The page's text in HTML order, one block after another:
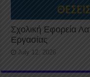
Σχολική Εφορεία
Εργασίας
July 12, 2026